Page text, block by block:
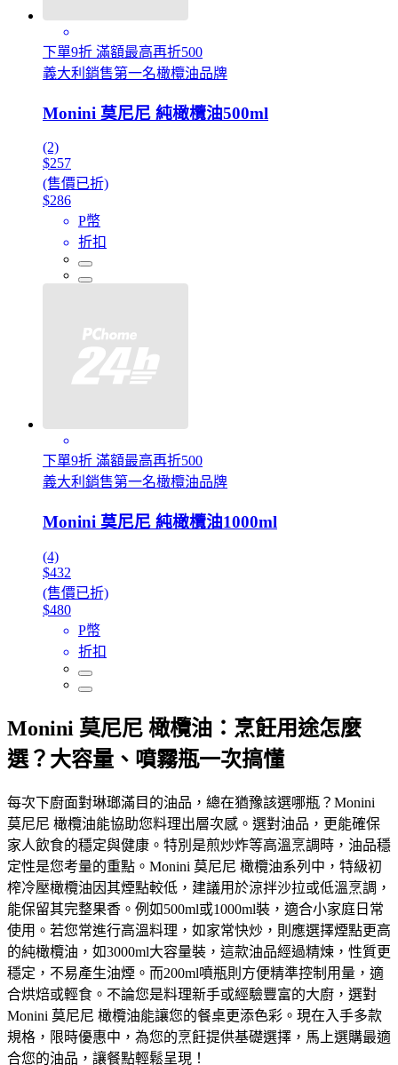
下單9折 滿額最高再折500
義大利銷售第一名橄欖油品牌
Monini 莫尼尼 純橄欖油500ml
(2)
$257
(售價已折)
$286
P幣
折扣
下單9折 滿額最高再折500
義大利銷售第一名橄欖油品牌
Monini 莫尼尼 純橄欖油1000ml
(4)
$432
(售價已折)
$480
P幣
折扣
Monini 莫尼尼 橄欖油：烹飪用途怎麼
選？大容量、噴霧瓶一次搞懂
每次下廚面對琳瑯滿目的油品，總在猶豫該選哪瓶？Monini
莫尼尼 橄欖油能協助您料理出層次感。選對油品，更能確保
家人飲食的穩定與健康。特別是煎炒炸等高溫烹調時，油品穩
定性是您考量的重點。Monini 莫尼尼 橄欖油系列中，特級初
榨冷壓橄欖油因其煙點較低，建議用於涼拌沙拉或低溫烹調，
能保留其完整果香。例如500ml或1000ml裝，適合小家庭日常
使用。若您常進行高溫料理，如家常快炒，則應選擇煙點更高
的純橄欖油，如3000ml大容量裝，這款油品經過精煉，性質更
穩定，不易產生油煙。而200ml噴瓶則方便精準控制用量，適
合烘焙或輕食。不論您是料理新手或經驗豐富的大廚，選對
Monini 莫尼尼 橄欖油能讓您的餐桌更添色彩。現在入手多款
規格，限時優惠中，為您的烹飪提供基礎選擇，馬上選購最適
合您的油品，讓餐點輕鬆呈現！